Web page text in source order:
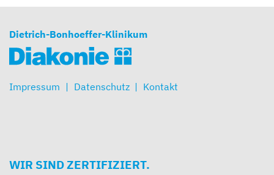
Dietrich-Bonhoeffer-Klinikum
Impressum Datenschutz Kontakt
WIR SIND ZERTIFIZIERT.